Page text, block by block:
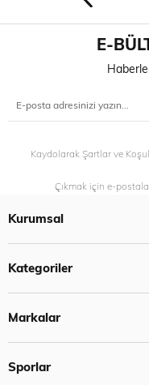
E-
Kaydolarak Şartlar ve
Çıkmak için e-
Kurumsal
Kategoriler
Markalar
Sporlar